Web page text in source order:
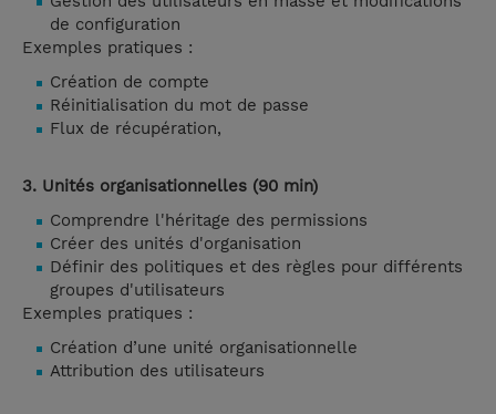
de configuration
Exemples pratiques :
Création de compte
Réinitialisation du mot de passe
Flux de récupération,
3. Unités organisationnelles (90 min)
Comprendre l'héritage des permissions
Créer des unités d'organisation
Définir des politiques et des règles pour différents
groupes d'utilisateurs
Exemples pratiques :
Création d’une unité organisationnelle
Attribution des utilisateurs